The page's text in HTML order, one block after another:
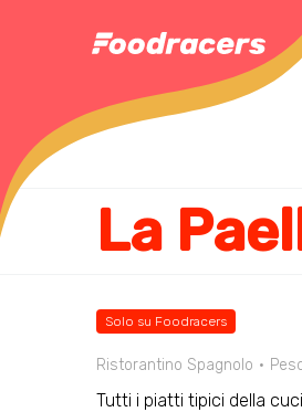
La
Solo su Foodracers
Ristorantino Spagnolo
Tutti i piatti tipici della